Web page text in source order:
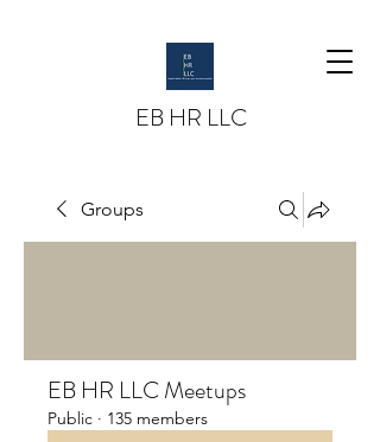
EB HR LLC
Groups
EB HR LLC Meetups
Public · 135 members